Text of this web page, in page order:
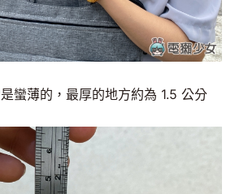
蠻薄的，最厚的地方約為 1.5 公分